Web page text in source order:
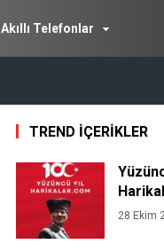
Akıllı Telefonlar
TREND İÇERİKLER
28 Ekim